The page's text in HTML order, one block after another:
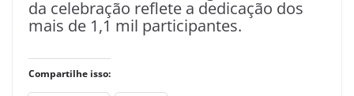
da celebração reflete a dedicação dos
mais de 1,1 mil participantes.
Compartilhe isso: